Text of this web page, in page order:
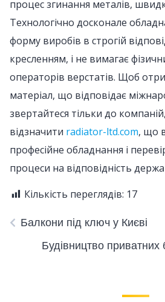
процес згинання металів,
Технологічно досконале
форму виробів в строгій
кресленням, і не вимагає
операторів верстатів. Щоб
матеріал, що відповідає
звертайтеся тільки до
відзначити radiator-ltd.com, що
професійне обладнання і
процеси на відповідність
Кількість переглядів: 17
Балкони під ключ у Києві
Будівництво приватних